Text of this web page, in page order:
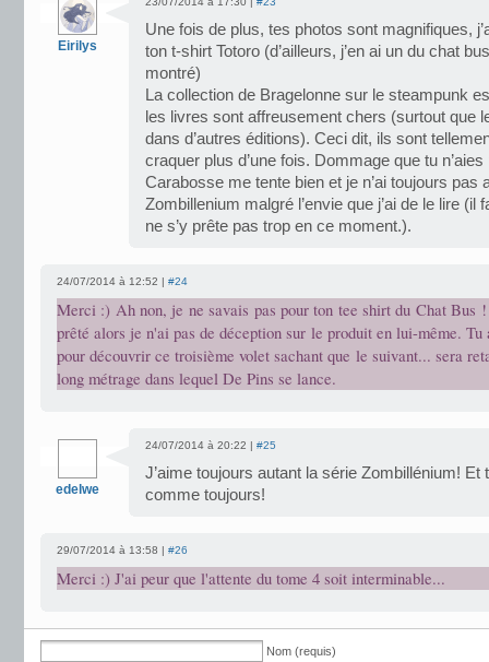
Eirilys
Une fois de plus, tes photos sont magnifiques,
ton t-shirt Totoro (d’ailleurs, j’en ai un du chat
montré)
La collection de Bragelonne sur le steampunk
les livres sont affreusement chers (surtout que
dans d’autres éditions). Ceci dit, ils sont
craquer plus d’une fois. Dommage que tu
Carabosse me tente bien et je n’ai toujours pas
Zombillenium malgré l’envie que j’ai de le lire (il
ne s’y prête pas trop en ce moment.).
24/07/2014 à 12:52 | #24
Merci :) Ah non, je ne savais pas pour ton tee shirt du Chat Bus
prêté alors je n'ai pas de déception sur le produit en lui-même. Tu
pour découvrir ce troisième volet sachant que le suivant... sera
long métrage dans lequel De Pins se lance.
edelwe
24/07/2014 à 20:22 | #25
J’aime toujours autant la série Zombillénium!
comme toujours!
29/07/2014 à 13:58 | #26
Merci :) J'ai peur que l'attente du tome 4 soit interminable...
Nom (requis)